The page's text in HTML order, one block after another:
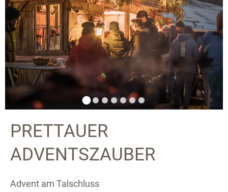
PRETTAUER
ADVENTSZAUBER
Advent am Talschluss